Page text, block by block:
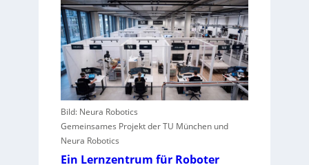
r
a
l
e
u
r
o
p
a
h
w
a
c
h
s
t
e
l
l
i
e
A
n
g
r
e
i
f
e
r
i
Bild: Neura Robotics
Gemeinsames Projekt der TU München und
Neura Robotics
Ein Lernzentrum für Roboter